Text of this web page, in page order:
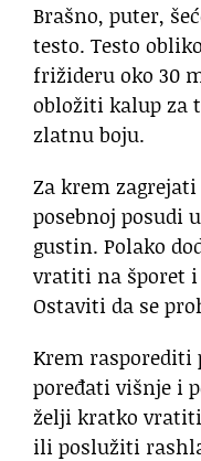
Brašno, puter,
testo. Testo
frižideru oko 30
obložiti kalup za
zlatnu boju.
Za krem
posebnoj posudi
gustin. Polako
vratiti na šporet i
Ostaviti da se
Krem rasporediti
poređati višnje i
želji kratko
ili poslužiti